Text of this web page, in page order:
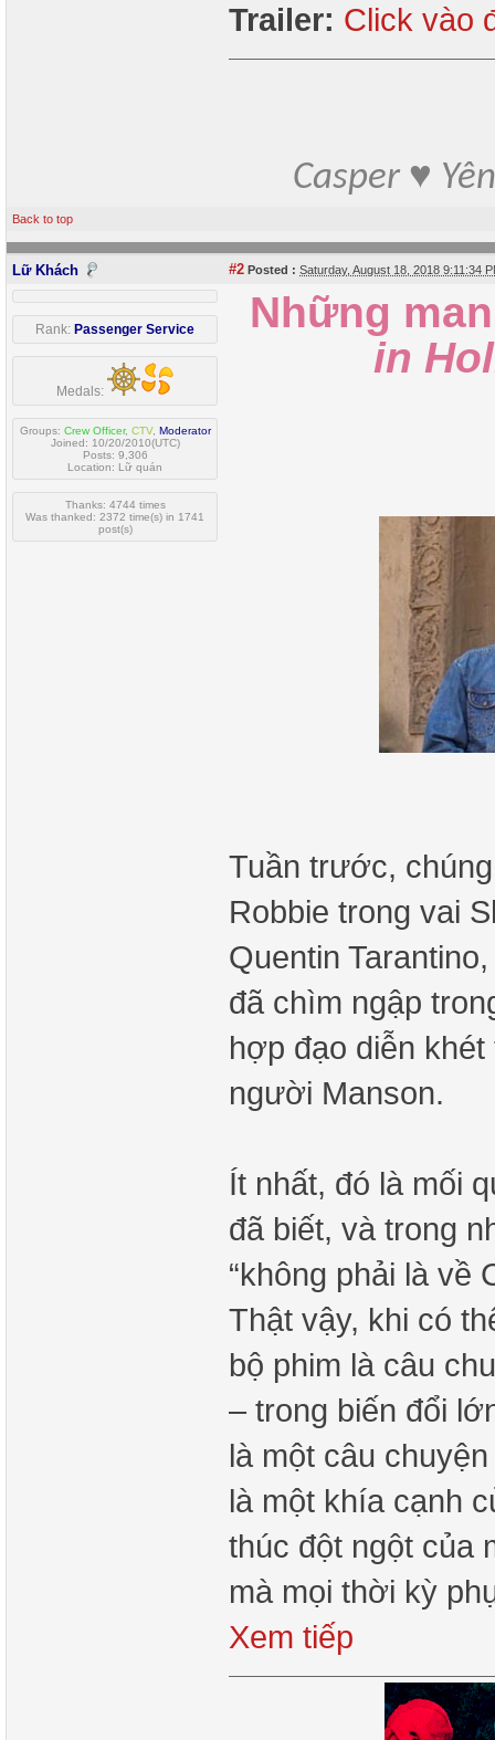
Trailer: Click vào
Casper ♥
Back to top
Lữ Khách #2 Posted : Saturday, August 18, 2018 9:11:34
Rank: Passenger Service
Medals:
Groups: Crew Officer, CTV, Moderator
Joined: 10/20/2010(UTC)
Posts: 9,306
Location: Lữ quán
Thanks: 4744 times
Was thanked: 2372 time(s) in 1741
post(s)
Những
in
Tuần trước,
Robbie trong vai
Quentin
đã chìm ngập
hợp đạo diễn
người Manson.
Ít nhất, đó là mối
đã biết, và trong
“không phải là về
Thật vậy, khi có
bộ phim là câu
– trong biến đổi
là một câu
là một khía cạnh
thúc đột ngột của
mà mọi thời kỳ
Xem tiếp